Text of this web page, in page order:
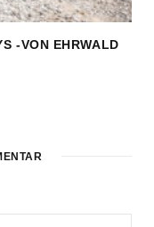
-VON EHRWALD